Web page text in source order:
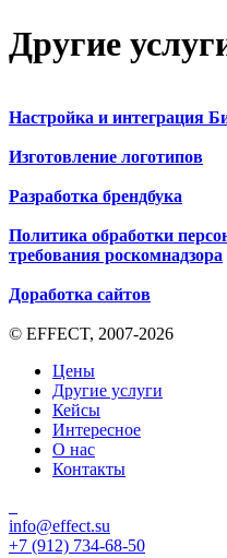
Другие
Настройка и интеграция
Изготовление логотипов
Разработка брендбука
Политика обработки
требования роскомнадзора
Доработка сайтов
© EFFECT, 2007-2026
Цены
Другие услуги
Кейсы
Интересное
О нас
Контакты
info@effect.su
+7 (912) 734-68-50